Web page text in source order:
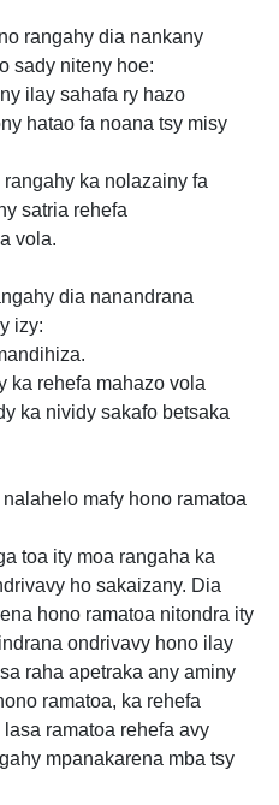
rangahy dia nankany
sady niteny hoe:
ilay sahafa ry hazo
hatao fa noana tsy misy
ka nolazainy fa
satria rehefa
vola.
dia nanandrana
izy:
ka rehefa mahazo vola
ka nividy sakafo betsaka
mafy hono ramatoa
toa ity moa rangaha ka
ho sakaizany. Dia
hono ramatoa nitondra ity
ondrivavy hono ilay
raha apetraka any aminy
ramatoa, ka rehefa
ramatoa rehefa avy
mpanakarena mba tsy